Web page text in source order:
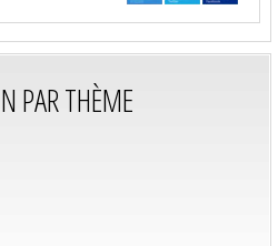
PAR THÈME